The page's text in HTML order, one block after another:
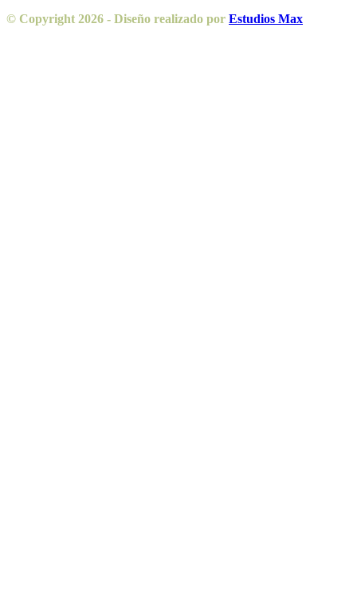
© Copyright 2026 - Diseño realizado por Estudios Max